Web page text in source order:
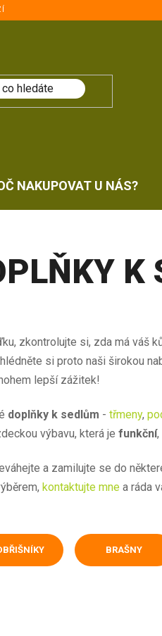
NAKUPOVAT U NÁS?
K
zkontrolujte si, zda má váš
si proto naši širokou
lepší zážitek!
doplňky k sedlům - třmeny,
výbavu, která je funkční
a zamilujte se do
kontaktujte mne a ráda
BRAŠNY